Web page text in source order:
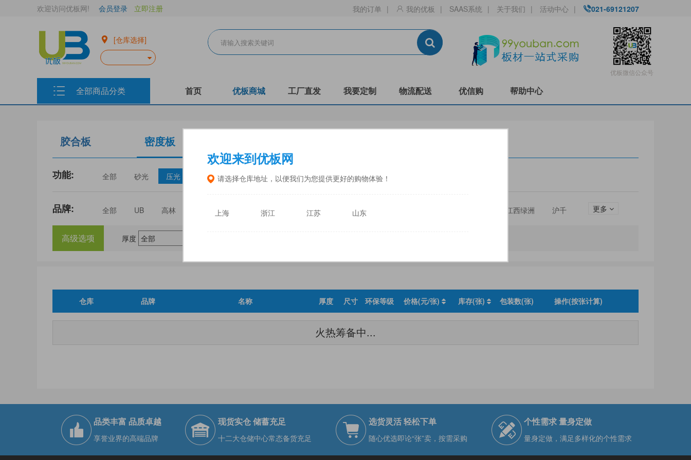
欢迎来到优板网
请选择仓库地址，以便我们为您提供更好的购物体验！
上海 浙江 江苏 山东
欢迎访问优板网! 会员登录 立即注册 我的订单 | 我的优板 | SAAS系统 | 关于我们 | 活动中心 | 021-69121207
[仓库选择]
优板微信公众号
全部商品分类 首页 优板商城 工厂直发 我要定制 物流配送 优信购 帮助中心
胶合板 密度板
功能: 全部 砂光 压光 家具 门板 镂铣 非标 阻燃B1-C 防潮
品牌: 全部 UB 高林 中福 佳诺威 佳诺威薄板 永林蓝豹 江西绿洲
沪千
三威
建瓯福人
更多
高级选项 厚度
仓库 品牌 名称 厚度 尺寸 环保等级 价格(元/张) 库存(张) 包装数(张) 操作(按张计算)
火热筹备中...
品类丰富 品质卓越
享誉业界的高端品牌
现货实仓 储蓄充足
十二大仓储中心常态备货充足
选货灵活 轻松下单
随心优选即论“张”卖，按需采购
个性需求 量身定做
量身定做，满足多样化的个性需求